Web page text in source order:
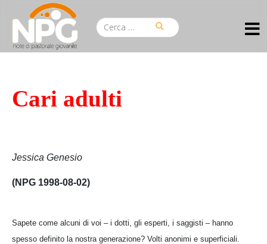
Cari adulti
Jessica Genesio
(NPG 1998-08-02)
Sapete come alcuni di voi – i dotti, gli esperti, i saggisti – hanno
spesso definito la nostra generazione? Volti anonimi e superficiali.